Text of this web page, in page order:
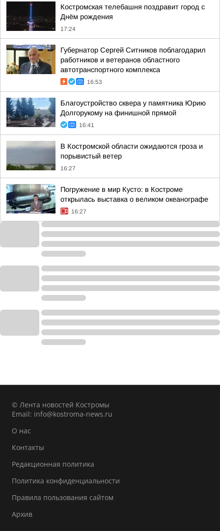
Костромская телебашня поздравит город с
Днём рождения
17:24
Губернатор Сергей Ситников поблагодарил
работников и ветеранов областного
автотранспортного комплекса
16:53
Благоустройство сквера у памятника Юрию
Долгорукому на финишной прямой
16:41
В Костромской области ожидаются гроза и
порывистый ветер
16:27
Погружение в мир Кусто: в Костроме
открылась выставка о великом океанографе
16:27
© Лента новостей Костромы
Email: info@kostroma-news.ru
О нас
Контакты
Редакционная политика
Политика конфиденциальности
Правила пользования сайтом
Архив